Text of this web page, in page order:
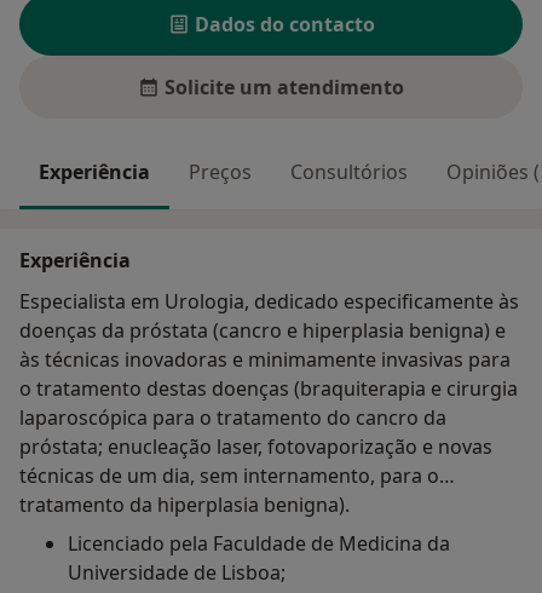
Dados do contacto
Solicite um atendimento
Experiência Preços Consultórios Opiniões
Experiência
Especialista em Urologia, dedicado especificamente às
doenças da próstata (cancro e hiperplasia benigna) e
às técnicas inovadoras e minimamente invasivas para
o tratamento destas doenças (braquiterapia e cirurgia
laparoscópica para o tratamento do cancro da
próstata; enucleação laser, fotovaporização e novas
técnicas de um dia, sem internamento, para o
tratamento da hiperplasia benigna).
Licenciado pela Faculdade de Medicina da
Universidade de Lisboa;